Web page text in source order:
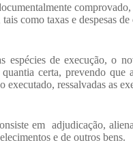
tais como taxas e despesas
espécies de execução, o
certa, prevendo que
executado, ressalvadas as
em adjudicação,
e de outros bens.